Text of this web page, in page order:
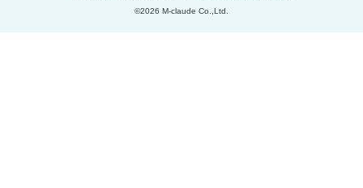
©2026 M-claude Co.,Ltd.